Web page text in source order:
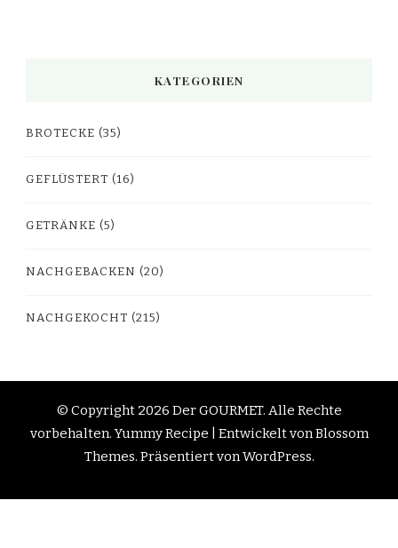
KATEGORIEN
BROTECKE (35)
GEFLÜSTERT (16)
GETRÄNKE (5)
NACHGEBACKEN (20)
NACHGEKOCHT (215)
© Copyright 2026 Der GOURMET. Alle Rechte
vorbehalten.Yummy Recipe | Entwickelt vonBlossom
Themes. Präsentiert vonWordPress.